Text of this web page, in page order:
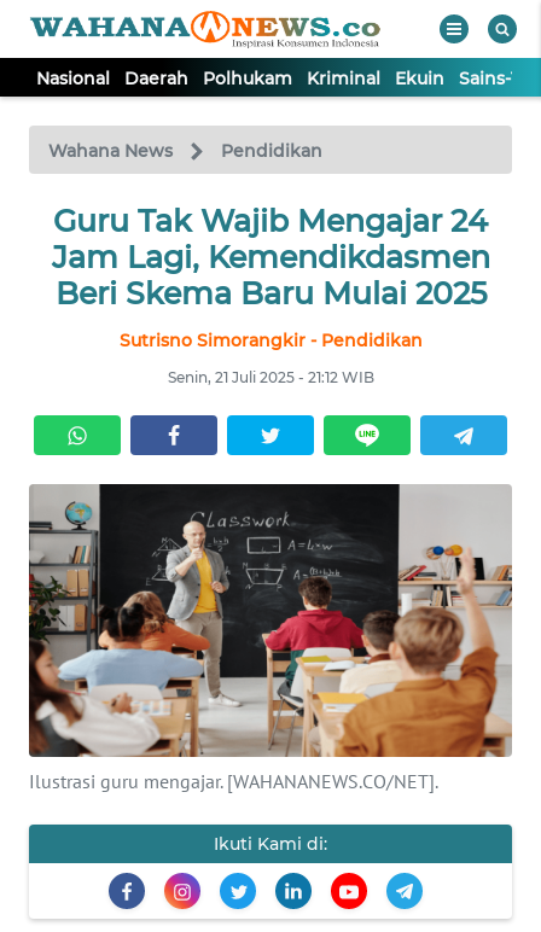
Nasional Daerah Polhukam Kriminal Ekuin Sains-
Wahana News Pendidikan
Guru Tak Wajib Mengajar 24
Jam Lagi, Kemendikdasmen
Beri Skema Baru Mulai 2025
Sutrisno Simorangkir - Pendidikan
Senin, 21 Juli 2025 - 21:12 WIB
Ilustrasi guru mengajar. [WAHANANEWS.CO/NET].
Ikuti Kami di:
TV
Tutup
NASIONAL
DAERAH
POLHUKAM
KRIMINAL
EKUIN
SAINS-TEKNO
KESEHATAN
INTERNASIONAL
SERBA-SERBI
PENDIDIKAN
OLAHRAGA